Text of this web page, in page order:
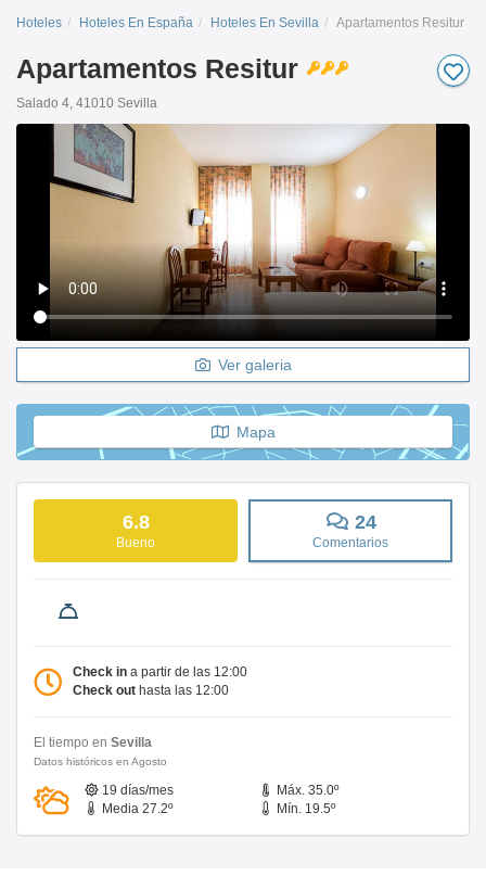
Hoteles Hoteles En España Hoteles En Sevilla Apartamentos Resitur
Apartamentos Resitur
Salado 4, 41010 Sevilla
Ver galeria
Mapa
6.8
Bueno
24
Comentarios
Check in a partir de las 12:00
Check out hasta las 12:00
El tiempo en Sevilla
Datos históricos en Agosto
19 días/mes
Máx. 35.0º
Media 27.2º
Mín. 19.5º